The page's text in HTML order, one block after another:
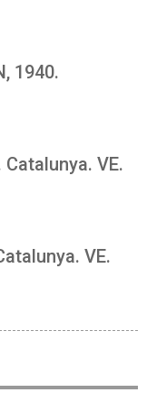
1940.
Catalunya. VE.
VE.